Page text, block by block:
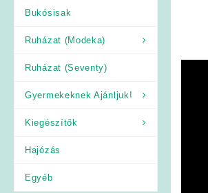
Bukósisak
Ruházat (Modeka)
Ruházat (Seventy)
Gyermekeknek Ajánljuk!
Kiegészítők
Hajózás
Egyéb